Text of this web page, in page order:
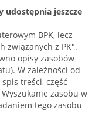
udostępnia jeszcze
BPK, lecz
związanych z PK".
opisy zasobów
W zależności od
treści, część
zasobu w
tego zasobu